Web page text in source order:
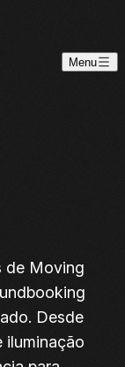
Menu
de Moving
Desde
iluminação